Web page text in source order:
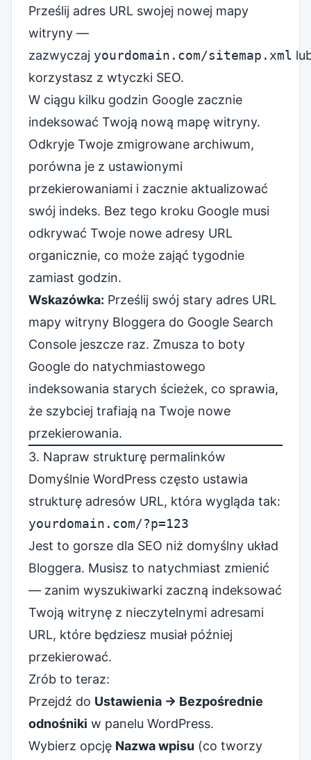
Prześlij adres URL swojej nowej mapy
witryny —
zazwyczaj yourdomain.com/sitemap.xml
korzystasz z wtyczki SEO.
W ciągu kilku godzin Google zacznie
indeksować Twoją nową mapę witryny.
Odkryje Twoje zmigrowane archiwum,
porówna je z ustawionymi
przekierowaniami i zacznie aktualizować
swój indeks. Bez tego kroku Google musi
odkrywać Twoje nowe adresy URL
organicznie, co może zająć tygodnie
zamiast godzin.
Wskazówka: Prześlij swój stary adres URL
mapy witryny Bloggera do Google Search
Console jeszcze raz. Zmusza to boty
Google do natychmiastowego
indeksowania starych ścieżek, co sprawia,
że szybciej trafiają na Twoje nowe
przekierowania.
3. Napraw strukturę permalinków
Domyślnie WordPress często ustawia
strukturę adresów URL, która wygląda tak:
yourdomain.com/?p=123
Jest to gorsze dla SEO niż domyślny układ
Bloggera. Musisz to natychmiast zmienić
— zanim wyszukiwarki zaczną indeksować
Twoją witrynę z nieczytelnymi adresami
URL, które będziesz musiał później
przekierować.
Zrób to teraz:
Przejdź do Ustawienia → Bezpośrednie
odnośniki w panelu WordPress.
Wybierz opcję Nazwa wpisu (co tworzy